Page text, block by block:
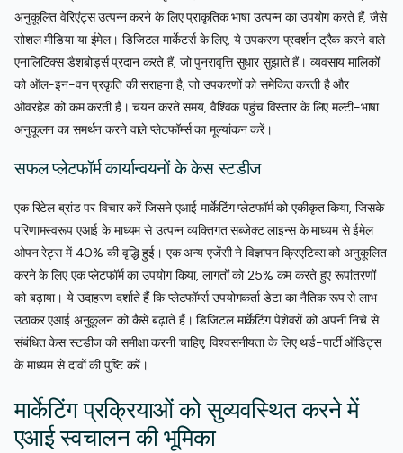
अनुकूलित वेरिएंट्स उत्पन्न करने के लिए प्राकृतिक भाषा उत्पन्न का उपयोग करते हैं, जैसे
सोशल मीडिया या ईमेल। डिजिटल मार्केटर्स के लिए, ये उपकरण प्रदर्शन ट्रैक करने वाले
एनालिटिक्स डैशबोर्ड्स प्रदान करते हैं, जो पुनरावृत्ति सुधार सुझाते हैं। व्यवसाय मालिकों
को ऑल-इन-वन प्रकृति की सराहना है, जो उपकरणों को समेकित करती है और
ओवरहेड को कम करती है। चयन करते समय, वैश्विक पहुंच विस्तार के लिए मल्टी-भाषा
अनुकूलन का समर्थन करने वाले प्लेटफॉर्म्स का मूल्यांकन करें।
सफल प्लेटफॉर्म कार्यान्वयनों के केस स्टडीज
एक रिटेल ब्रांड पर विचार करें जिसने एआई मार्केटिंग प्लेटफॉर्म को एकीकृत किया, जिसके
परिणामस्वरूप एआई के माध्यम से उत्पन्न व्यक्तिगत सब्जेक्ट लाइन्स के माध्यम से ईमेल
ओपन रेट्स में 40% की वृद्धि हुई। एक अन्य एजेंसी ने विज्ञापन क्रिएटिव्स को अनुकूलित
करने के लिए एक प्लेटफॉर्म का उपयोग किया, लागतों को 25% कम करते हुए रूपांतरणों
को बढ़ाया। ये उदाहरण दर्शाते हैं कि प्लेटफॉर्म्स उपयोगकर्ता डेटा का नैतिक रूप से लाभ
उठाकर एआई अनुकूलन को कैसे बढ़ाते हैं। डिजिटल मार्केटिंग पेशेवरों को अपनी निचे से
संबंधित केस स्टडीज की समीक्षा करनी चाहिए, विश्वसनीयता के लिए थर्ड-पार्टी ऑडिट्स
के माध्यम से दावों की पुष्टि करें।
मार्केटिंग प्रक्रियाओं को सुव्यवस्थित करने में
एआई स्वचालन की भूमिका